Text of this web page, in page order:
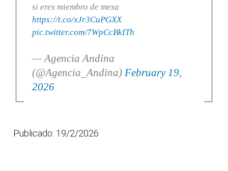
si eres miembro de mesa
https://t.co/xJr3CuPGXX
pic.twitter.com/7WpCcBkITh
— Agencia Andina
(@Agencia_Andina) February 19,
2026
Publicado: 19/2/2026